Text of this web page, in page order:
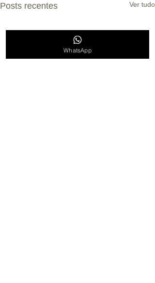
Posts recentes Ver tudo
WhatsApp